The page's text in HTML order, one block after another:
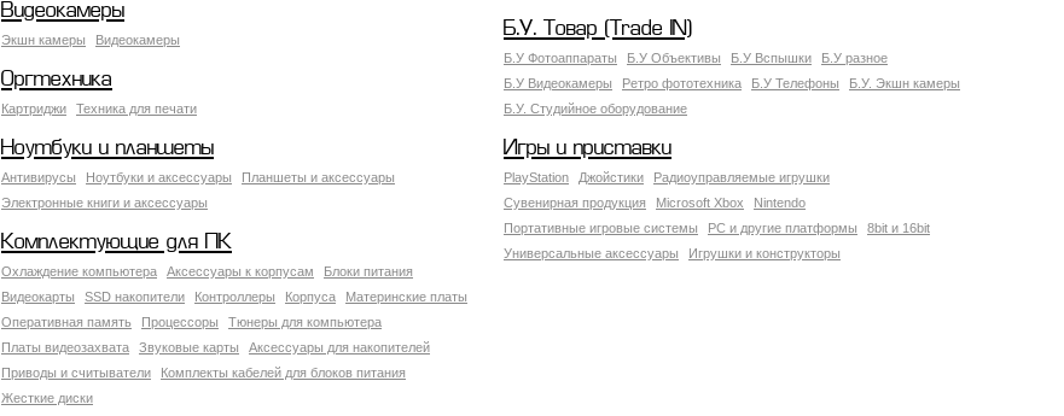
Видеокамеры
Экшн камеры Видеокамеры Б.У. Товар (Trade IN)
Б.У Фотоаппараты Б.У Объективы Б.У Вспышки
Б.У разное
Б.У Видеокамеры
Ретро фототехника Б.У Телефоны
Б.У. Экшн камеры
Б.У. Студийное оборудование
Оргтехника
Картриджи Техника для печати
Ноутбуки и планшеты
Антивирусы Ноутбуки и аксессуары
Планшеты и аксессуары
Электронные книги и аксессуары
Игры и приставки
PlayStation Джойстики
Радиоуправляемые игрушки
Сувенирная продукция
Microsoft Xbox
Nintendo
Портативные игровые системы
PC и другие платформы
8bit и 16bit
Универсальные аксессуары
Игрушки и конструкторы
Комплектующие для ПК
Охлаждение компьютера Аксессуары к корпусам
Блоки питания
Видеокарты
SSD накопители Контроллеры Корпуса
Материнские платы
Оперативная память
Процессоры
Тюнеры для компьютера
Платы видеозахвата
Звуковые карты
Аксессуары для накопителей
Приводы и считыватели
Комплекты кабелей для блоков питания
Жесткие диски